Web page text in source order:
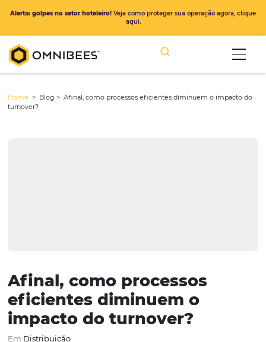
Afinal, como processos
Alerta: golpes no setor hoteleiro!Veja como proteger sua operação